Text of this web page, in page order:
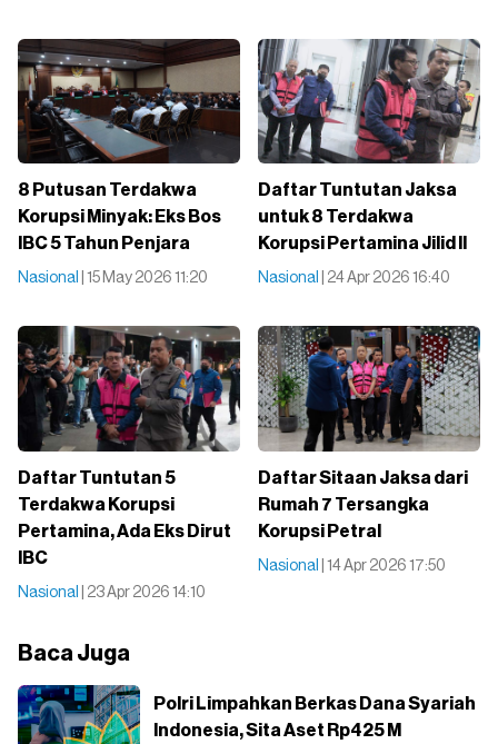
8 Putusan Terdakwa
Korupsi Minyak: Eks Bos
IBC 5 Tahun Penjara
Nasional | 15 May 2026 11:20
Daftar Tuntutan Jaksa
untuk 8 Terdakwa
Korupsi Pertamina Jilid II
Nasional | 24 Apr 2026 16:40
Daftar Tuntutan 5
Terdakwa Korupsi
Pertamina, Ada Eks Dirut
IBC
Nasional | 23 Apr 2026 14:10
Daftar Sitaan Jaksa dari
Rumah 7 Tersangka
Korupsi Petral
Nasional | 14 Apr 2026 17:50
Baca Juga
Polri Limpahkan Berkas Dana Syariah
Indonesia, Sita Aset Rp425 M